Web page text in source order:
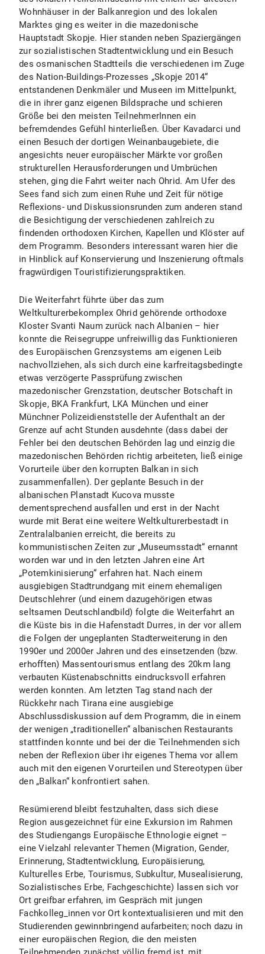
Wohnhäuser in der Balkanregion und des lokalen
Marktes ging es weiter in die mazedonische
Hauptstadt Skopje. Hier standen neben Spaziergängen
zur sozialistischen Stadtentwicklung und ein Besuch
des osmanischen Stadtteils die verschiedenen im Zuge
des Nation-Buildings-Prozesses „Skopje 2014“
entstandenen Denkmäler und Museen im Mittelpunkt,
die in ihrer ganz eigenen Bildsprache und schieren
Größe bei den meisten TeilnehmerInnen ein
befremdendes Gefühl hinterließen. Über Kavadarci und
einen Besuch der dortigen Weinanbaugebiete, die
angesichts neuer europäischer Märkte vor großen
strukturellen Herausforderungen und Umbrüchen
stehen, ging die Fahrt weiter nach Ohrid. Am Ufer des
Sees fand sich zum einen Ruhe und Zeit für nötige
Reflexions- und Diskussionsrunden zum anderen stand
die Besichtigung der verschiedenen zahlreich zu
findenden orthodoxen Kirchen, Kapellen und Klöster auf
dem Programm. Besonders interessant waren hier die
in Hinblick auf Konservierung und Inszenierung oftmals
fragwürdigen Touristifizierungspraktiken.
Die Weiterfahrt führte über das zum
Weltkulturerbekomplex Ohrid gehörende orthodoxe
Kloster Svanti Naum zurück nach Albanien – hier
konnte die Reisegruppe unfreiwillig das Funktionieren
des Europäischen Grenzsystems am eigenen Leib
nachvollziehen, als sich durch eine karfreitagsbedingte
etwas verzögerte Passprüfung zwischen
mazedonischer Grenzstation, deutscher Botschaft in
Skopje, BKA Frankfurt, LKA München und einer
Münchner Polizeidienststelle der Aufenthalt an der
Grenze auf acht Stunden ausdehnte (dass dabei der
Fehler bei den deutschen Behörden lag und einzig die
mazedonischen Behörden richtig arbeiteten, ließ einige
Vorurteile über den korrupten Balkan in sich
zusammenfallen). Der geplante Besuch in der
albanischen Planstadt Kucova musste
dementsprechend ausfallen und erst in der Nacht
wurde mit Berat eine weitere Weltkulturerbestadt in
Zentralalbanien erreicht, die bereits zu
kommunistischen Zeiten zur „Museumsstadt“ ernannt
worden war und in den letzten Jahren eine Art
„Potemkinisierung“ erfahren hat. Nach einem
ausgiebigen Stadtrundgang mit einem ehemaligen
Deutschlehrer (und einem dazugehörigen etwas
seltsamen Deutschlandbild) folgte die Weiterfahrt an
die Küste bis in die Hafenstadt Durres, in der vor allem
die Folgen der ungeplanten Stadterweiterung in den
1990er und 2000er Jahren und des einsetzenden (bzw.
erhofften) Massentourismus entlang des 20km lang
verbauten Küstenabschnitts eindrucksvoll erfahren
werden konnten. Am letzten Tag stand nach der
Rückkehr nach Tirana eine ausgiebige
Abschlussdiskussion auf dem Programm, die in einem
der wenigen „traditionellen“ albanischen Restaurants
stattfinden konnte und bei der die Teilnehmenden sich
neben der Reflexion über ihr eigenes Thema vor allem
auch mit den eigenen Vorurteilen und Stereotypen über
den „Balkan“ konfrontiert sahen.
Resümierend bleibt festzuhalten, dass sich diese
Region ausgezeichnet für eine Exkursion im Rahmen
des Studiengangs Europäische Ethnologie eignet –
eine Vielzahl relevanter Themen (Migration, Gender,
Erinnerung, Stadtentwicklung, Europäisierung,
Kulturelles Erbe, Tourismus, Subkultur, Musealisierung,
Sozialistisches Erbe, Fachgeschichte) lassen sich vor
Ort greifbar erfahren, im Gespräch mit jungen
Fachkolleg_innen vor Ort kontextualisieren und mit den
Studierenden gewinnbringend aufarbeiten; noch dazu in
einer europäischen Region, die den meisten